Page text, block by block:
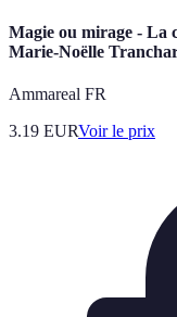
Magie ou mirage - La
Marie-Noëlle
Ammareal FR
3.19 EURVoir le prix